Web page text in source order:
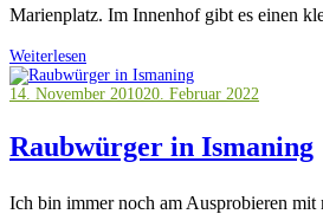
Marienplatz. Im Innenhof gibt es einen
Weiterlesen
14. November 201020. Februar 2022
Raubwürger in Ismaning
Ich bin immer noch am Ausprobieren mit